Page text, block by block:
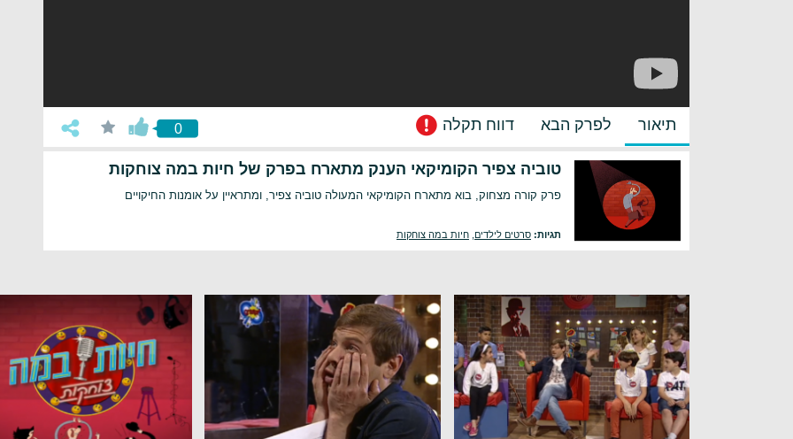
תיאור לפרק הבא דווח תקלה 0
טוביה צפיר הקומיקאי הענק מתארח בפרק של חיות במה צוחקות
פרק קורה מצחוק, בוא מתארח הקומיקאי המעולה טוביה צפיר, ומתראיין על אומנות החיקויים
תגיות: סרטים לילדים חיות במה צוחקות